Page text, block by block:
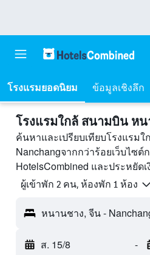
โรงแรมยอดนิยม ข้อมูลเชิงลึก
โรงแรมใกล้ สนามบิน หน
ค้นหาและเปรียบเทียบโรงแรม
Nanchangจากกว่าร้อยเว็บไซต์
HotelsCombined และประหยัดเ
ผู้เข้าพัก 2 คน, ห้องพัก 1 ห้อง
หนานชาง, จีน -
ส. 15/8 -